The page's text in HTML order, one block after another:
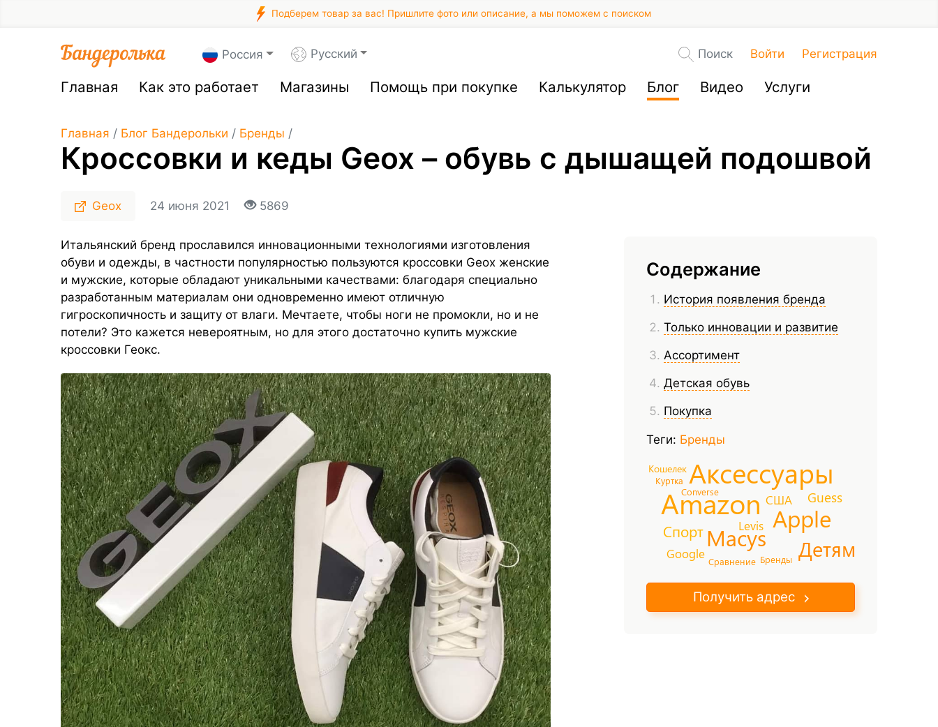
Подберем товар за вас! Пришлите фото или описание, а мы поможем с поиском
Россия Русский Поиск Войти Регистрация
Главная Как это работает Магазины Помощь при покупке Калькулятор Блог Видео Услуги
Главная / Блог Бандерольки / Бренды /
Кроссовки и кеды Geox – обувь с дышащей подошвой
Geox 24 июня 2021 5869
Содержание
История появления бренда
Только инновации и развитие
Ассортимент
Детская обувь
Покупка
Теги: Бренды
Amazon
Аксессуары
Apple
Macys Детям
Спорт
Guess
Google
США
Levis
Кошелек
Converse
Куртка
Бренды
Сравнение
Получить адрес
Итальянский бренд прославился инновационными технологиями изготовления
обуви и одежды, в частности популярностью пользуются кроссовки Geox женские
и мужские, которые обладают уникальными качествами: благодаря специально
разработанным материалам они одновременно имеют отличную
гигроскопичность и защиту от влаги. Мечтаете, чтобы ноги не промокли, но и не
потели? Это кажется невероятным, но для этого достаточно купить мужские
кроссовки Геокс.